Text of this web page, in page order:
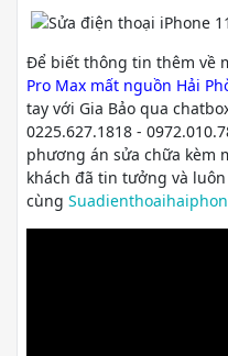
Để biết thông tin thêm về
Pro Max mất nguồn Hải
tay với Gia Bảo qua
0225.627.1818 -
phương án sửa chữa kèm
khách đã tin tưởng và
cùng